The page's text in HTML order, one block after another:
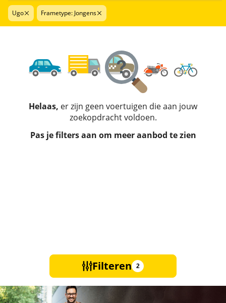
Ugo Frametype: Jongens
Helaas, er zijn geen voertuigen die aan jouw
zoekopdracht voldoen.
Pas je filters aan om meer aanbod te zien
Filteren 2